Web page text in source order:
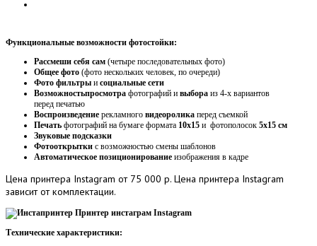
Функциональные возможности фотостойки:
Рассмеши себя сам (четыре последовательных фото)
Общее фото (фото нескольких человек, по очереди)
Фото фильтры и социальные сети
Возможностьпросмотра фотографий и выбора из 4-х вариантов
перед печатью
Воспроизведение рекламного видеоролика перед съемкой
Печать фотографий на бумаге формата 10х15 и фотополосок 5х15 см
Звуковые подсказки
Фотооткрытки с возможностью смены шаблонов
Автоматическое позиционирование изображения в кадре
Цена принтера Instagram от 75 000 р. Цена принтера Instagram
зависит от комплектации.
Технические характеристики: